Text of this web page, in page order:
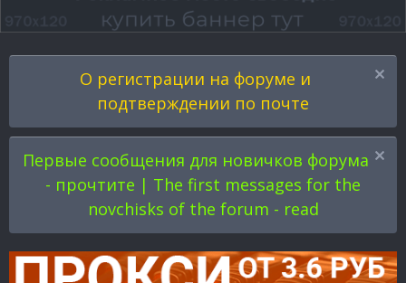
О регистрации на форуме и
подтверждении по почте
Первые сообщения для новичков форума
- прочтите | The first messages for the
novchisks of the forum - read